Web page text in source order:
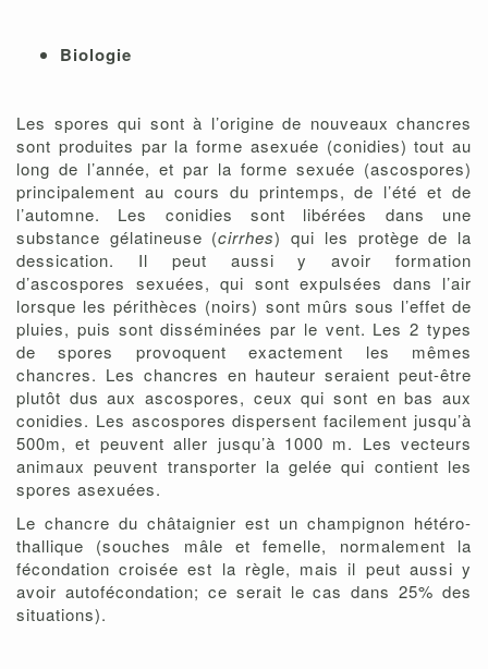
Biologie
Les spores qui sont à l’origine de nouveaux chancres
sont produites par la forme asexuée (conidies) tout au
long de l’année, et par la forme sexuée (ascospores)
principalement au cours du printemps, de l’été et de
l’automne. Les conidies sont libérées dans une
substance gélatineuse (cirrhes) qui les protège de la
dessication. Il peut aussi y avoir formation
d’ascospores sexuées, qui sont expulsées dans l’air
lorsque les périthèces (noirs) sont mûrs sous l’effet de
pluies, puis sont disséminées par le vent. Les 2 types
de spores provoquent exactement les mêmes
chancres. Les chancres en hauteur seraient peut-être
plutôt dus aux ascospores, ceux qui sont en bas aux
conidies. Les ascospores dispersent facilement jusqu’à
500m, et peuvent aller jusqu’à 1000 m. Les vecteurs
animaux peuvent transporter la gelée qui contient les
spores asexuées.
Le chancre du châtaignier est un champignon hétéro-
thallique (souches mâle et femelle, normalement la
fécondation croisée est la règle, mais il peut aussi y
avoir autofécondation; ce serait le cas dans 25% des
situations).